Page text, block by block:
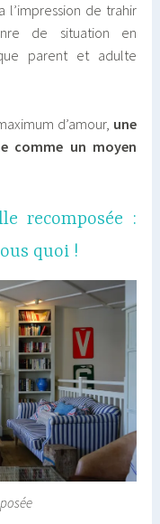
l’impression de trahir
de situation en
parent et adulte
d’amour, une
comme un moyen
recomposée :
quoi !